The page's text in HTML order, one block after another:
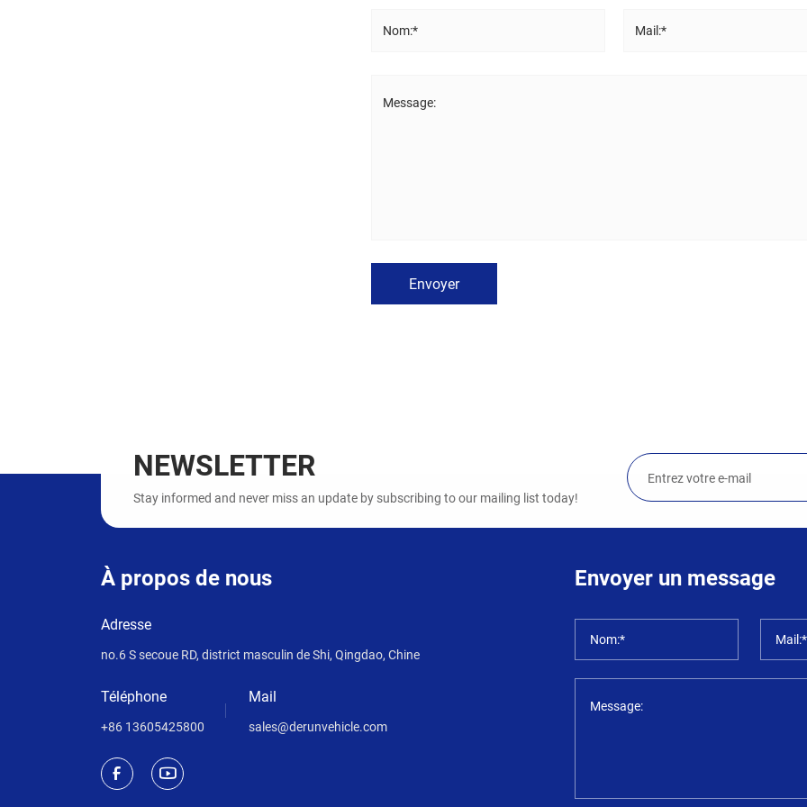
Nom:* Mail:*
Message:
Envoyer
NEWSLETTER
Stay informed and never miss an update by subscribing to our mailing list today!
À propos de nous
Adresse
no.6 S secoue RD, district masculin de Shi, Qingdao, Chine
Téléphone
+86 13605425800
Mail
sales@derunvehicle.com
Envoyer un message
Nom:* Mail:*
Message: